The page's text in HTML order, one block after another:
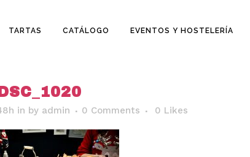
TARTAS CATÁLOGO EVENTOS Y HOSTELERÍA
DSC_1020
in by admin 0 Comments 0 Likes